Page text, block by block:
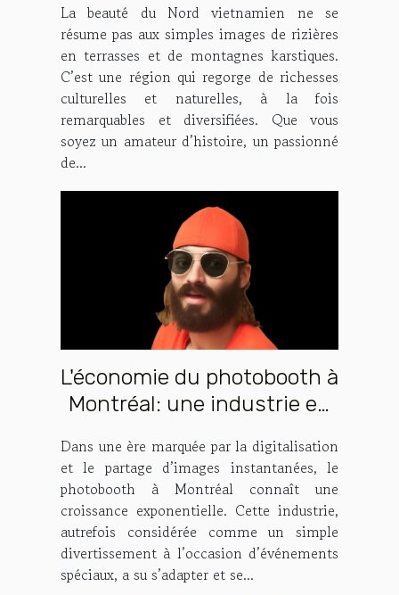
La beauté du Nord vietnamien ne se
résume pas aux simples images de rizières
en terrasses et de montagnes karstiques.
C’est une région qui regorge de richesses
culturelles et naturelles, à la fois
remarquables et diversifiées. Que vous
soyez un amateur d’histoire, un passionné
de...
L'économie du photobooth à
Montréal: une industrie en
Dans une ère marquée par la digitalisation
et le partage d’images instantanées, le
photobooth à Montréal connaît une
croissance exponentielle. Cette industrie,
autrefois considérée comme un simple
divertissement à l’occasion d’événements
spéciaux, a su s’adapter et se...